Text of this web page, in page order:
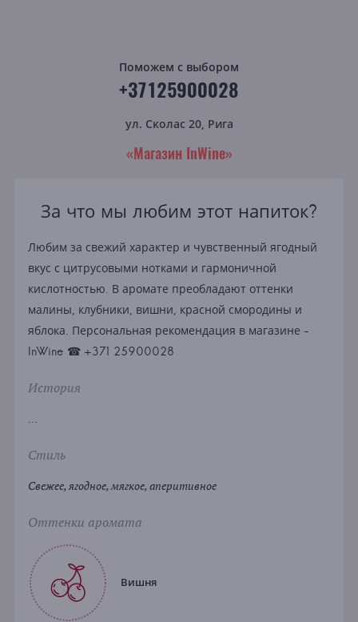
Поможем с выбором
+37125900028
ул. Сколас 20, Рига
«Магазин InWine»
За что мы любим этот напиток?
Любим за свежий характер и чувственный ягодный
вкус с цитрусовыми нотками и гармоничной
кислотностью. В аромате преобладают оттенки
малины, клубники, вишни, красной смородины и
яблока. Персональная рекомендация в магазине -
InWine ☎ +371 25900028
История
...
Стиль
Свежее, ягодное, мягкое, аперитивное
Оттенки аромата
Вишня